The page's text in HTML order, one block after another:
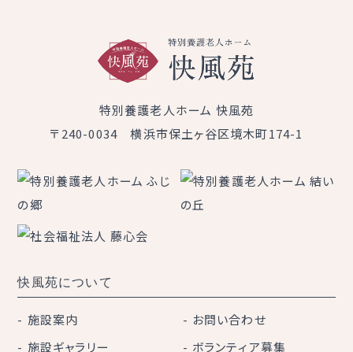
特別養護老人ホーム 快風苑
〒240-0034 横浜市保土ヶ谷区境木町174-1
快風苑について
施設案内
施設ギャラリー
お問い合わせ
ボランティア募集